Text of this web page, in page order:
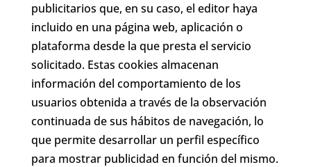
publicitarios que, en su caso, el editor haya
incluido en una página web, aplicación o
plataforma desde la que presta el servicio
solicitado. Estas cookies almacenan
información del comportamiento de los
usuarios obtenida a través de la observación
continuada de sus hábitos de navegación, lo
que permite desarrollar un perfil específico
para mostrar publicidad en función del mismo.